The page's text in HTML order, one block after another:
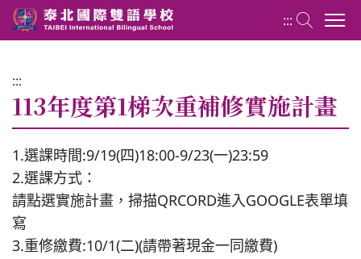
:::
113年度第1梯次重補修實施計畫
1.選課時間:9/19(四)18:00-9/23(一)23:59
2.選課方式：
請點選實施計畫，掃描QRCORD進入GOOGLE表單填
寫
3.重修繳費:10/1(二)(請帶著現金一同繳費)
:::
最新消息
活動花絮